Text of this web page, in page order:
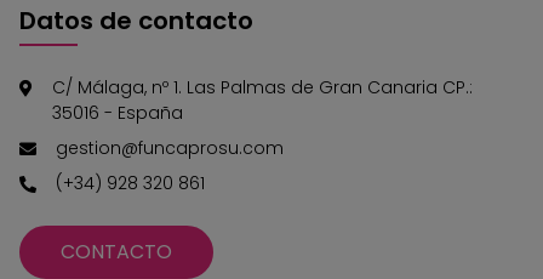
Datos de contacto
C/ Málaga, nº 1. Las Palmas de Gran Canaria CP.:
35016 - España
gestion@funcaprosu.com
(+34) 928 320 861
CONTACTO